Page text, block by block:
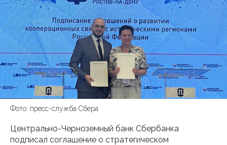
Фото: пресс-служба Сбера
Центрально-Черноземный банк Сбербанка
подписал соглашение о стратегическом